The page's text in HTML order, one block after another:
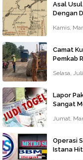
Asal
Dengan
Kamis,
Camat
Pemkab
Selasa,
Lapor
Sangat
Jumat,
Operasi
Istana